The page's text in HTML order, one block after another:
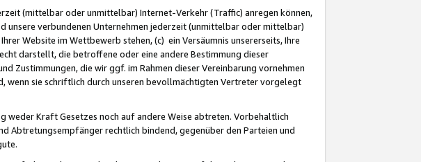
(mittelbar oder unmittelbar) Internet-Verkehr (Traffic) anregen können,
unsere verbundenen Unternehmen jederzeit (unmittelbar oder mittelbar)
Website im Wettbewerb stehen, (c) ein Versäumnis unsererseits, Ihre
darstellt, die betroffene oder eine andere Bestimmung dieser
Zustimmungen, die wir ggf. im Rahmen dieser Vereinbarung vornehmen
wenn sie schriftlich durch unseren bevollmächtigten Vertreter vorgelegt
weder Kraft Gesetzes noch auf andere Weise abtreten. Vorbehaltlich
Abtretungsempfänger rechtlich bindend, gegenüber den Parteien und